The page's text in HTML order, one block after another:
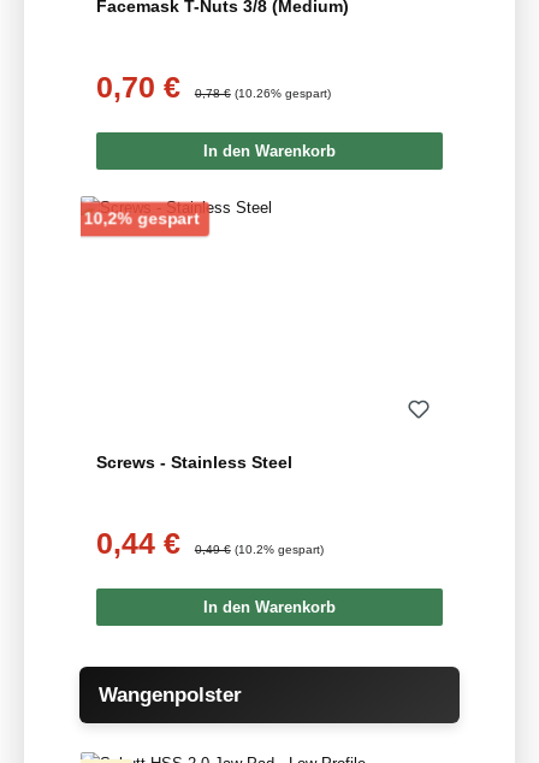
Facemask T-Nuts 3/8 (Medium)
Verkaufspreis:
0,70 € 0,78 € (10.26% gespart)
In den Warenkorb
10,2% gespartRabatt
Screws - Stainless Steel
Verkaufspreis:
0,44 € 0,49 € (10.2% gespart)
In den Warenkorb
Produktgalerie überspringen
Wangenpolster